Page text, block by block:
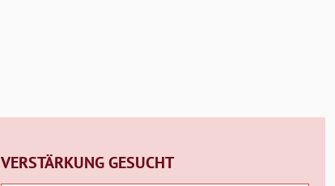
VERSTÄRKUNG GESUCHT